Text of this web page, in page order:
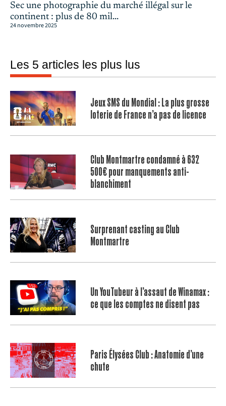
Sec une photographie du marché illégal sur le
continent : plus de 80 mil...
24 novembre 2025
Les 5 articles les plus lus
Jeux SMS du Mondial : La plus grosse
loterie de France n’a pas de licence
Club Montmartre condamné à 632
500€ pour manquements anti-
blanchiment
Surprenant casting au Club
Montmartre
Un YouTubeur à l’assaut de Winamax :
ce que les comptes ne disent pas
Paris Élysées Club : Anatomie d’une
chute